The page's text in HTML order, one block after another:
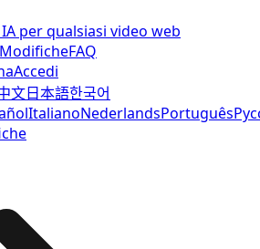
per qualsiasi video web
FAQ
Accedi
文日本語한국어
ItalianoNederlandsPortuguês